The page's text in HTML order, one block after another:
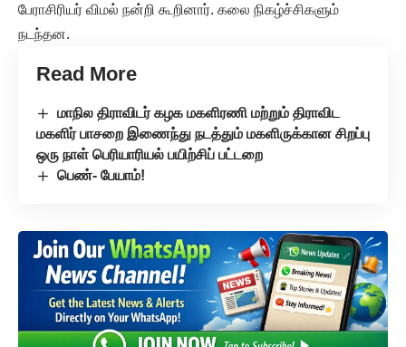
பேராசிரியர் விமல் நன்றி கூறினார். கலை நிகழ்ச்சிகளும்
நடந்தன.
Read More
மாநில திராவிடர் கழக மகளிரணி மற்றும் திராவிட
மகளிர் பாசறை இணைந்து நடத்தும் மகளிருக்கான சிறப்பு
ஒரு நாள் பெரியாரியல் பயிற்சிப் பட்டறை
பெண்- பேயாம்!